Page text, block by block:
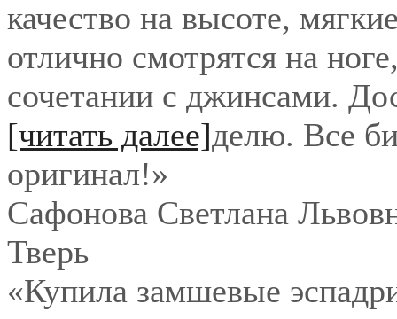
качество на высоте,
отлично смотрятся на
сочетании с джинсами.
[читать далее]делю. Все
оригинал!»
Сафонова Светлана
Тверь
«Купила замшевые